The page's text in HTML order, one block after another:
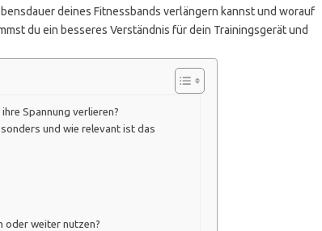
deines Fitnessbands verlängern kannst und worauf
du ein besseres Verständnis für dein Trainingsgerät und
Spannung verlieren?
und wie relevant ist das
oder weiter nutzen?